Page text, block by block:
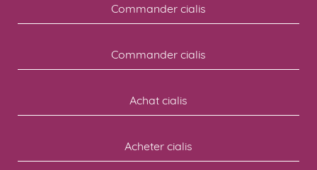
Commander cialis
Commander cialis
Achat cialis
Acheter cialis